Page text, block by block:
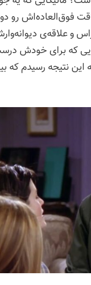
فوق‌العاده‌اش
دیوانه‌وارش
که برای خودش
نتیجه رسیدم که